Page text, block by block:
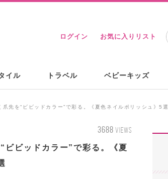
ログイン お気に入りリスト
イル トラベル ベビーキッズ
爪先を“ビビッドカラー”で彩る。《夏色ネイルポリッシュ》5選
3688 VIEWS
ビビッドカラー”で彩る。《夏